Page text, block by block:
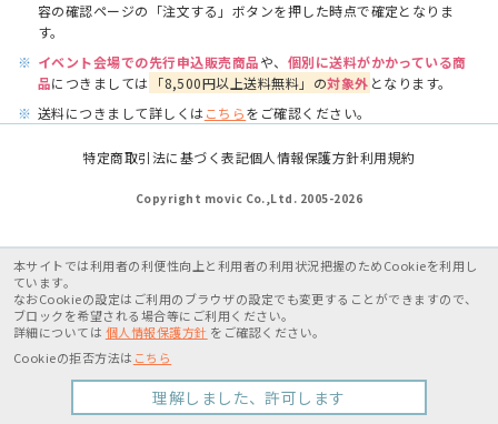
容の確認ページの「注文する」ボタンを押した時点で確定となりま
す。
※ イベント会場での先行申込販売商品や、 個別に送料がかかっている商
品につきましては 「8,500円以上送料無料」の対象外 となります。
※ 送料につきまして詳しくはこちらをご確認ください。
特定商取引法に基づく表記個人情報保護方針利用規約
Copyright movic Co.,Ltd. 2005-2026
本サイトでは利用者の利便性向上と利用者の利用状況把握のためCookieを利用し
ています。
なおCookieの設定はご利用のブラウザの設定でも変更することができますので、
ブロックを希望される場合等にご利用ください。
詳細については 個人情報保護方針 をご確認ください。
Cookieの拒否方法は こちら
理解しました、許可します